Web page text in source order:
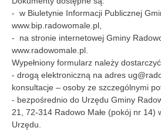
- w Biuletynie Informacji Publicznej
www.bip.radowomale.pl,
- na stronie internetowej Gminy
www.radowomale.pl.
Wypełniony formularz należy
- drogą elektroniczną na adres
konsultacje – osoby ze szczególnymi
- bezpośrednio do Urzędu Gminy
21, 72-314 Radowo Małe (pokój nr 14)
Urzędu.